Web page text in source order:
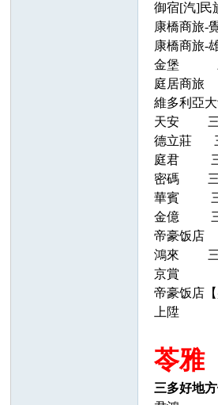
御宿[汽]
康橋商旅-
康橋商旅-
金堡
庭居商旅
維多利亞
天安
德立莊
庭君
密碼
華賓
金億
帝豪饭店
鴻來
京賞
帝豪饭店【
上陞
苓雅
三多好地